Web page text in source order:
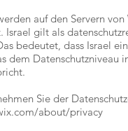
auf den Servern von
Israel gilt als
bedeutet, dass Israel
dem Datenschutzniveau
Sie der
about/privacy